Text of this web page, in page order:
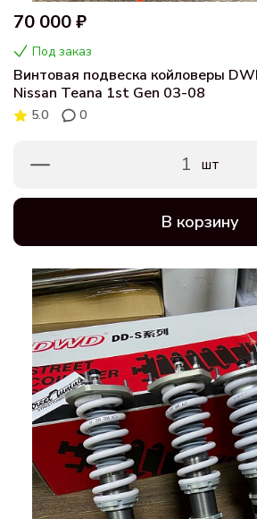
70 000 ₽
Под заказ
Винтовая подвеска койловеры
Nissan Teana 1st Gen 03-08
5.0 0
1 шт
В корзину